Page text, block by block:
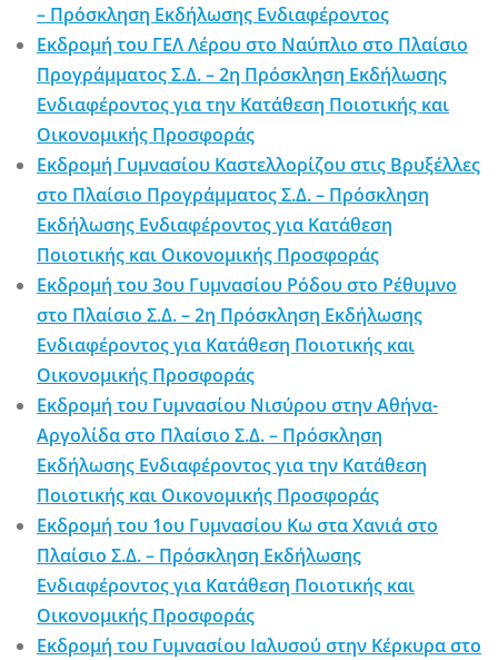
– Πρόσκληση Εκδήλωσης Ενδιαφέροντος
Εκδρομή του ΓΕΛ Λέρου στο Ναύπλιο στο Πλαίσιο
Προγράμματος Σ.Δ. – 2η Πρόσκληση Εκδήλωσης
Ενδιαφέροντος για την Κατάθεση Ποιοτικής και
Οικονομικής Προσφοράς
Εκδρομή Γυμνασίου Καστελλορίζου στις Βρυξέλλες
στο Πλαίσιο Προγράμματος Σ.Δ. – Πρόσκληση
Εκδήλωσης Ενδιαφέροντος για Κατάθεση
Ποιοτικής και Οικονομικής Προσφοράς
Εκδρομή του 3ου Γυμνασίου Ρόδου στο Ρέθυμνο
στο Πλαίσιο Σ.Δ. – 2η Πρόσκληση Εκδήλωσης
Ενδιαφέροντος για Κατάθεση Ποιοτικής και
Οικονομικής Προσφοράς
Εκδρομή του Γυμνασίου Νισύρου στην Αθήνα-
Αργολίδα στο Πλαίσιο Σ.Δ. – Πρόσκληση
Εκδήλωσης Ενδιαφέροντος για την Κατάθεση
Ποιοτικής και Οικονομικής Προσφοράς
Εκδρομή του 1ου Γυμνασίου Κω στα Χανιά στο
Πλαίσιο Σ.Δ. – Πρόσκληση Εκδήλωσης
Ενδιαφέροντος για Κατάθεση Ποιοτικής και
Οικονομικής Προσφοράς
Εκδρομή του Γυμνασίου Ιαλυσού στην Κέρκυρα στο